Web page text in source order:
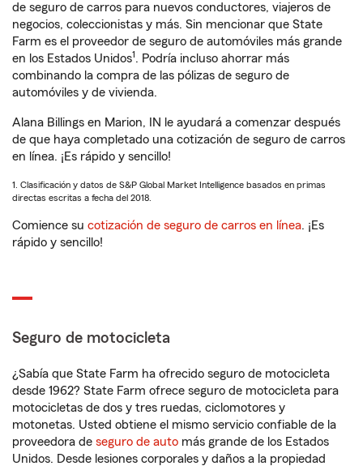
de seguro de carros para nuevos conductores, viajeros de
negocios, coleccionistas y más. Sin mencionar que State
Farm es el proveedor de seguro de automóviles más grande
en los Estados Unidos1. Podría incluso ahorrar más
combinando la compra de las pólizas de seguro de
automóviles y de vivienda.
Alana Billings en Marion, IN le ayudará a comenzar después
de que haya completado una cotización de seguro de carros
en línea. ¡Es rápido y sencillo!
1. Clasificación y datos de S&P Global Market Intelligence basados en primas
directas escritas a fecha del 2018.
Comience su cotización de seguro de carros en línea. ¡Es
rápido y sencillo!
Seguro de motocicleta
¿Sabía que State Farm ha ofrecido seguro de motocicleta
desde 1962? State Farm ofrece seguro de motocicleta para
motocicletas de dos y tres ruedas, ciclomotores y
motonetas. Usted obtiene el mismo servicio confiable de la
proveedora de seguro de auto más grande de los Estados
Unidos. Desde lesiones corporales y daños a la propiedad